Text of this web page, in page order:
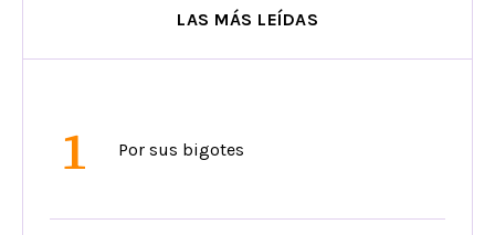
LAS MÁS LEÍDAS
1 Por sus bigotes